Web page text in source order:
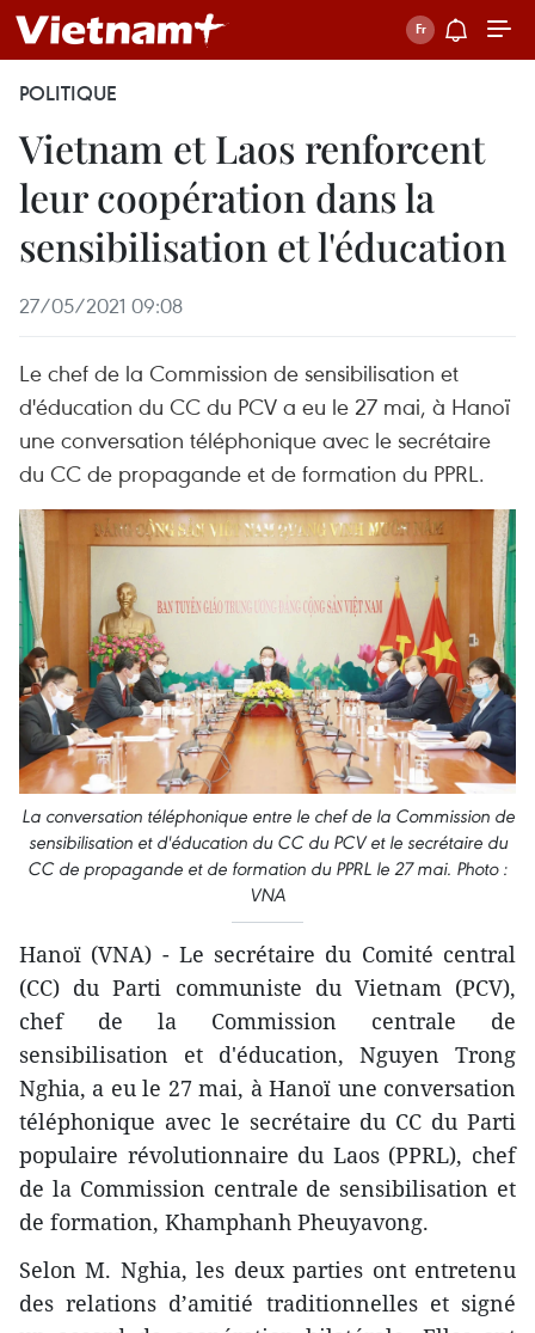
POLITIQUE
Vietnam et Laos renforcent
leur coopération dans la
sensibilisation et l'éducation
27/05/2021 09:08
Le chef de la Commission de sensibilisation et
d'éducation du CC du PCV a eu le 27 mai, à Hanoï
une conversation téléphonique avec le secrétaire
du CC de propagande et de formation du PPRL.
La conversation téléphonique entre le chef de la Commission de
sensibilisation et d'éducation du CC du PCV et le secrétaire du
CC de propagande et de formation du PPRL le 27 mai. Photo :
VNA
Hanoï (VNA) - Le secrétaire du Comité central
(CC) du Parti communiste du Vietnam (PCV),
chef de la Commission centrale de
sensibilisation et d'éducation, Nguyen Trong
Nghia, a eu le 27 mai, à Hanoï une conversation
téléphonique avec le secrétaire du CC du Parti
populaire révolutionnaire du Laos (PPRL), chef
de la Commission centrale de sensibilisation et
de formation, Khamphanh Pheuyavong.
Selon M. Nghia, les deux parties ont entretenu
des relations d’amitié traditionnelles et signé